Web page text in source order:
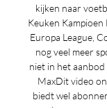
kijken naar
Keuken Kampioen
Europa League,
nog veel meer
niet in het aanbod
MaxDit video
biedt wel